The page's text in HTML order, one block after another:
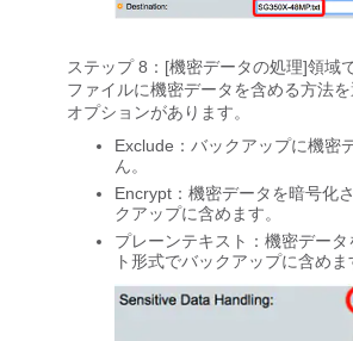
ステップ 8：[機密データの処理]領域
ファイルに機密データを含める方法
オプションがあります。
Exclude ：バックアップに機密
ん。
Encrypt ：機密データを暗号化
クアップに含めます。
プレーンテキスト ：機密デー
ト形式でバックアップに含めま